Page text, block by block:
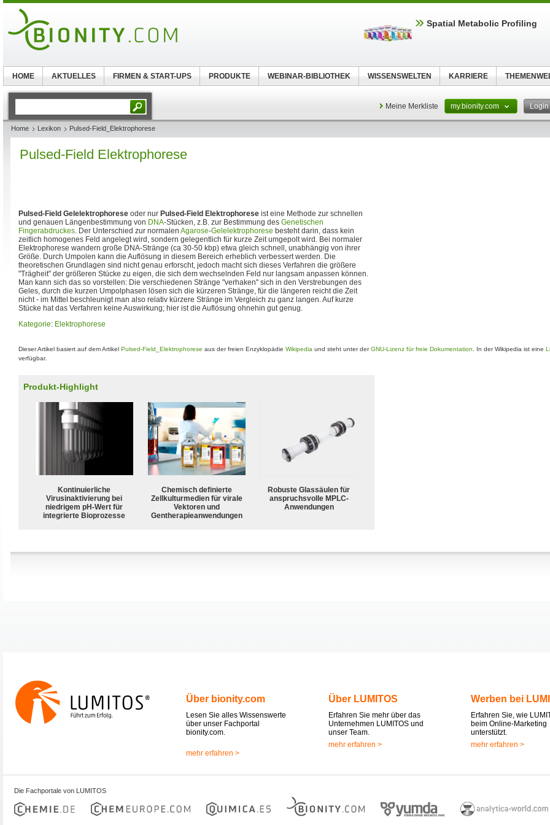
Meine Merkliste my.bionity.com Login
Home Lexikon Pulsed-Field_Elektrophorese
Pulsed-Field Elektrophorese
Pulsed-Field Gelelektrophorese oder nur Pulsed-Field Elektrophorese ist eine Methode zur schnellen
und genauen Längenbestimmung von DNA-Stücken, z.B. zur Bestimmung des Genetischen
Fingerabdruckes. Der Unterschied zur normalen Agarose-Gelelektrophorese besteht darin, dass kein
zeitlich homogenes Feld angelegt wird, sondern gelegentlich für kurze Zeit umgepolt wird. Bei normaler
Elektrophorese wandern große DNA-Stränge (ca 30-50 kbp) etwa gleich schnell, unabhängig von ihrer
Größe. Durch Umpolen kann die Auflösung in diesem Bereich erheblich verbessert werden. Die
theoretischen Grundlagen sind nicht genau erforscht, jedoch macht sich dieses Verfahren die größere
"Trägheit" der größeren Stücke zu eigen, die sich dem wechselnden Feld nur langsam anpassen können.
Man kann sich das so vorstellen: Die verschiedenen Stränge "verhaken" sich in den Verstrebungen des
Geles, durch die kurzen Umpolphasen lösen sich die kürzeren Stränge, für die längeren reicht die Zeit
nicht - im Mittel beschleunigt man also relativ kürzere Stränge im Vergleich zu ganz langen. Auf kurze
Stücke hat das Verfahren keine Auswirkung; hier ist die Auflösung ohnehin gut genug.
Kategorie: Elektrophorese
Dieser Artikel basiert auf dem Artikel Pulsed-Field_Elektrophorese aus der freien Enzyklopädie Wikipedia und steht unter derGNU-Lizenz für freie Dokumentation . In der Wikipedia ist eine
verfügbar.
Produkt-Highlight
Kontinuierliche
Virusinaktivierung bei
niedrigem pH-Wert für
integrierte Bioprozesse
Chemisch definierte
Zellkulturmedien für virale
Vektoren und
Gentherapieanwendungen
Robuste Glassäulen für
anspruchsvolle MPLC-
Anwendungen
Über bionity.com
Lesen Sie alles Wissenswerte
über unser Fachportal
bionity.com.
mehr erfahren >
Über LUMITOS
Erfahren Sie mehr über das
Unternehmen LUMITOS und
unser Team.
mehr erfahren >
Werben bei
Erfahren Sie, wie
beim Online-Marketing
unterstützt.
mehr erfahren >
Die Fachportale von LUMITOS
Spatial Metabolic Profiling
HOME AKTUELLES FIRMEN & START-UPS PRODUKTE WEBINAR-BIBLIOTHEK WISSENSWELTEN KARRIERE